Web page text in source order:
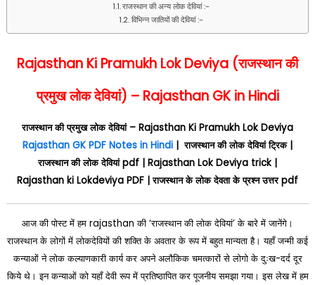
राजस्थान की अन्य लोक देवियां :-
विभिन्न जातियों की देवियां :-
Rajasthan Ki Pramukh Lok Deviya (राजस्थान की
प्रमुख लोक देवियां) – Rajasthan GK in Hindi
राजस्थान की प्रमुख लोक देवियां – Rajasthan Ki Pramukh Lok Deviya
Rajasthan GK PDF Notes in Hindi | राजस्थान की लोक देवियांट्रिक |
राजस्थान की लोक देवियांpdf | Rajasthan Lok Deviya trick |
Rajasthan ki Lokdeviya PDF |राजस्थानकेलोकदेवता के प्रश्न उत्तर pdf
आज की पोस्ट में हम rajasthan की ‘राजस्थान की लोक देवियां’ के बारे में जानेंगे।
राजस्थान के लोगों में लोकदेवियों की शक्ति के अवतार के रूप में बहुत मान्यता है। यहाँ जन्मी कई
कन्याओं ने लोक कल्याणकारी कार्य कर अपने अलौकिक चमत्कारों से लोगो के दुःख-दर्द दूर
किये थे। इन कन्याओं को यहाँ देवी रूप में प्रतिष्ठापित कर पूजनीय समझा गया। इस लेख में हम